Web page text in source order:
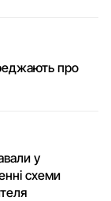
про
у
схеми